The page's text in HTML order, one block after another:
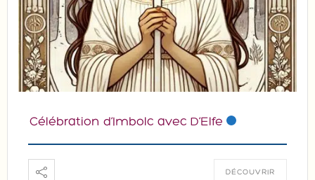
Célébration d’Imbolc avec D’Elfe
DÉCOUVRIR